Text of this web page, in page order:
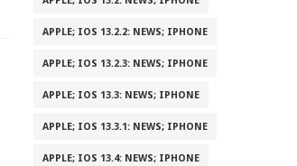
APPLE; IOS 13.2.2: NEWS; IPHONE
APPLE; IOS 13.2.3: NEWS; IPHONE
APPLE; IOS 13.3: NEWS; IPHONE
APPLE; IOS 13.3.1: NEWS; IPHONE
APPLE; IOS 13.4: NEWS; IPHONE